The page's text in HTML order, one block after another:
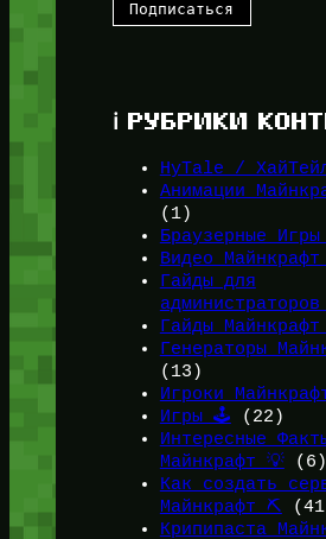
ℹ️ РУБРИКИ
HyTale /
Анимации
(1)
Браузерные
Видео
Гайды для
администраторов
Гайды Майнкрафт
Генераторы
(13)
Игроки
Игры 🕹️ (22)
Интересные
Майнкрафт 💡(6)
Как создать
Майнкрафт ⛏️
Крипипаста